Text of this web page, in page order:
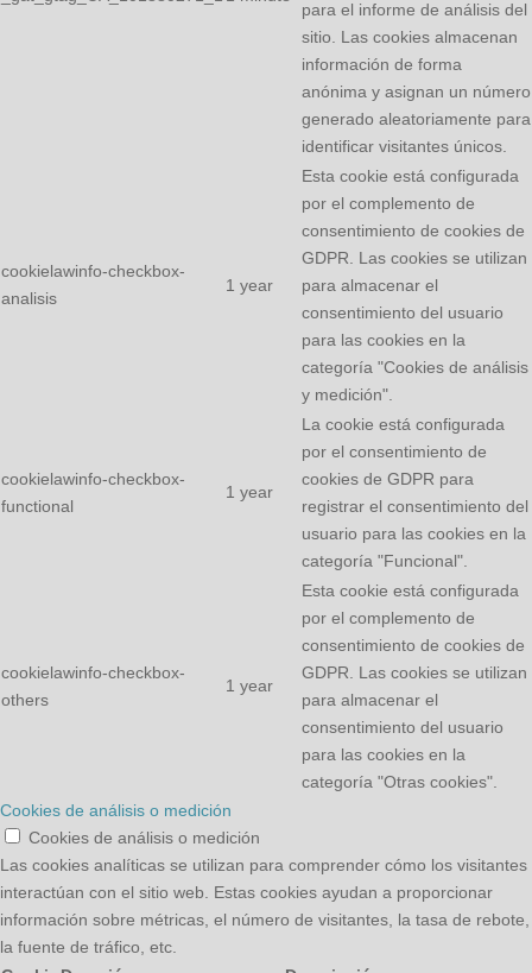
para el informe de análisis del
sitio. Las cookies almacenan
información de forma
anónima y asignan un número
generado aleatoriamente para
identificar visitantes únicos.
cookielawinfo-checkbox-
analisis
1 year
Esta cookie está configurada
por el complemento de
consentimiento de cookies de
GDPR. Las cookies se utilizan
para almacenar el
consentimiento del usuario
para las cookies en la
categoría "Cookies de análisis
y medición".
cookielawinfo-checkbox-
functional
1 year
La cookie está configurada
por el consentimiento de
cookies de GDPR para
registrar el consentimiento del
usuario para las cookies en la
categoría "Funcional".
cookielawinfo-checkbox-
others
1 year
Esta cookie está configurada
por el complemento de
consentimiento de cookies de
GDPR. Las cookies se utilizan
para almacenar el
consentimiento del usuario
para las cookies en la
categoría "Otras cookies".
Cookies de análisis o medición
Cookies de análisis o medición
Las cookies analíticas se utilizan para comprender cómo los visitantes
interactúan con el sitio web. Estas cookies ayudan a proporcionar
información sobre métricas, el número de visitantes, la tasa de rebote,
la fuente de tráfico, etc.